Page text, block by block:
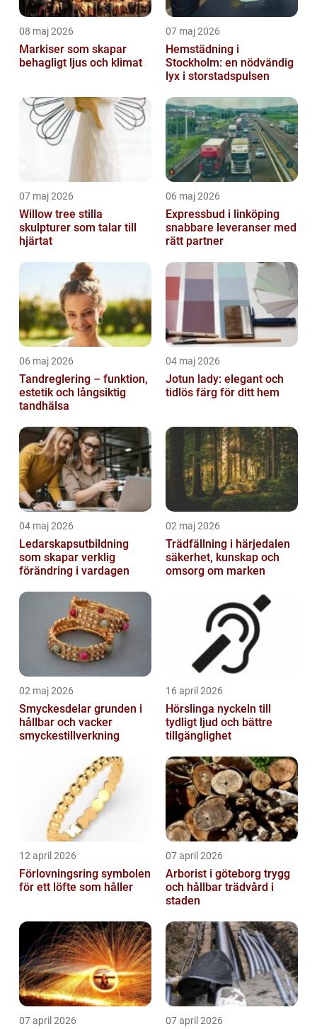
08 maj 2026
Markiser som skapar
behagligt ljus och klimat
07 maj 2026
Hemstädning i
Stockholm: en nödvändig
lyx i storstadspulsen
07 maj 2026
Willow tree stilla
skulpturer som talar till
hjärtat
06 maj 2026
Expressbud i linköping
snabbare leveranser med
rätt partner
06 maj 2026
Tandreglering – funktion,
estetik och långsiktig
tandhälsa
04 maj 2026
Jotun lady: elegant och
tidlös färg för ditt hem
04 maj 2026
Ledarskapsutbildning
som skapar verklig
förändring i vardagen
02 maj 2026
Trädfällning i härjedalen
säkerhet, kunskap och
omsorg om marken
02 maj 2026
Smyckesdelar grunden i
hållbar och vacker
smyckestillverkning
16 april 2026
Hörslinga nyckeln till
tydligt ljud och bättre
tillgänglighet
12 april 2026
Förlovningsring symbolen
för ett löfte som håller
07 april 2026
Arborist i göteborg trygg
och hållbar trädvård i
staden
07 april 2026 07 april 2026